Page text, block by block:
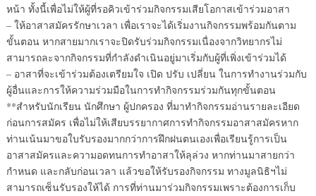
หน้า ทั้งนี้เพื่อไม่ให้ผู้ที่รอคิวเข้าร่วมกิจกรรมเสียโอกาสเข้าร่วมอาสา
– ให้อาสาสมัครรักษาเวลา เพื่อเราจะได้เริ่มงานกิจกรรมพร้อมกันตาม
ขั้นตอน หากสายมากเราจะปิดรับร่วมกิจกรรมเนื่องจากวิทยากรไม่
สามารถละจากกิจกรรมที่กำลังดำเนินอยู่มาเริ่มกับผู้ที่เพิ่งเข้าร่วมได้
– อาสาที่จะเข้าร่วมต้องเตรียมใจ เปิด ปรับ เปลี่ยน ในการทำงานร่วมกับ
ผู้อื่นและการให้ความร่วมมือในการทำกิจกรรมร่วมกันทุกขั้นตอน
**สำหรับนักเรียน นักศึกษา ผู้ปกครอง ที่มาทำกิจกรรมอ่านรายละเอียด
ก่อนการสมัคร เพื่อไม่ให้เสียบรรยากาศการทำกิจกรรมอาสาสมัครหาก
ท่านเน้นมาขอใบรับรองมากกว่าการฝึกฝนตนเองเพื่อเรียนรู้การเป็น
อาสาสมัครและความอดทนการทำอาสาให้ลุล่วง หากท่านมาสายกว่า
กำหนด และกลับก่อนเวลา แล้วขอให้รับรองกิจกรรม ทางมูลนิธิฯไม่
สามารถเซ็นรับรองให้ได้ การที่ท่านมาร่วมกิจกรรมเพราะต้องการเก็บ